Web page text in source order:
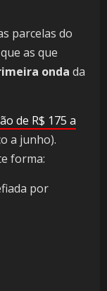
parcelas do
as que
onda da
de R$ 175 a
a junho).
forma:
por